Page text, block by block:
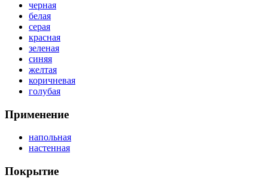
черная
белая
серая
красная
зеленая
синяя
желтая
коричневая
голубая
Применение
напольная
настенная
Покрытие